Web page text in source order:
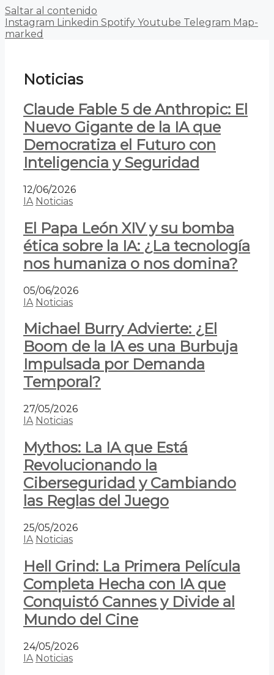
Saltar al contenido
Instagram Linkedin Spotify Youtube Telegram Map-
marked
Noticias
Claude Fable 5 de Anthropic: El
Nuevo Gigante de la IA que
Democratiza el Futuro con
Inteligencia y Seguridad
12/06/2026
IA Noticias
El Papa León XIV y su bomba
ética sobre la IA: ¿La tecnología
nos humaniza o nos domina?
05/06/2026
IA Noticias
Michael Burry Advierte: ¿El
Boom de la IA es una Burbuja
Impulsada por Demanda
Temporal?
27/05/2026
IA Noticias
Mythos: La IA que Está
Revolucionando la
Ciberseguridad y Cambiando
las Reglas del Juego
25/05/2026
IA Noticias
Hell Grind: La Primera Película
Completa Hecha con IA que
Conquistó Cannes y Divide al
Mundo del Cine
24/05/2026
IA Noticias